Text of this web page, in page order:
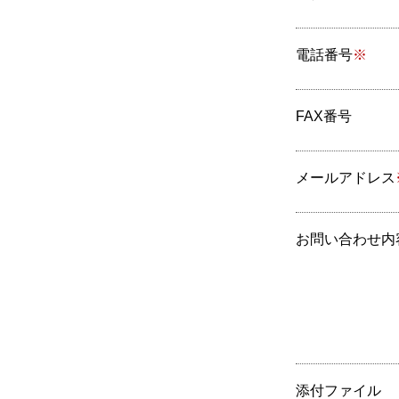
電話番号※
FAX番号
メールアドレス
お問い合わせ内
添付ファイル